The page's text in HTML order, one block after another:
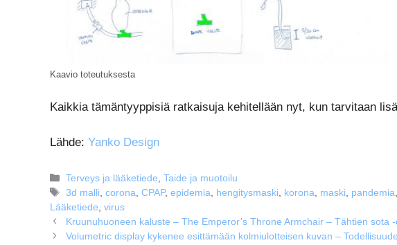
Kaavio toteutuksesta
Kaikkia tämäntyyppisiä ratkaisuja kehitellään nyt, kun tarvitaan
Lähde: Yanko Design
Kategoriat
Terveys ja lääketiede ,Taide ja muotoilu
Avainsanat
3d malli ,corona ,CPAP,epidemia hengitysmaski korona maski pandemia
Lääketiede virus
Kruunuhuoneen kaluste – The Emperor’s Throne Armchair – Tähtien sota
Volumetric display kykenee esittämään kolmiulotteisen kuvan –